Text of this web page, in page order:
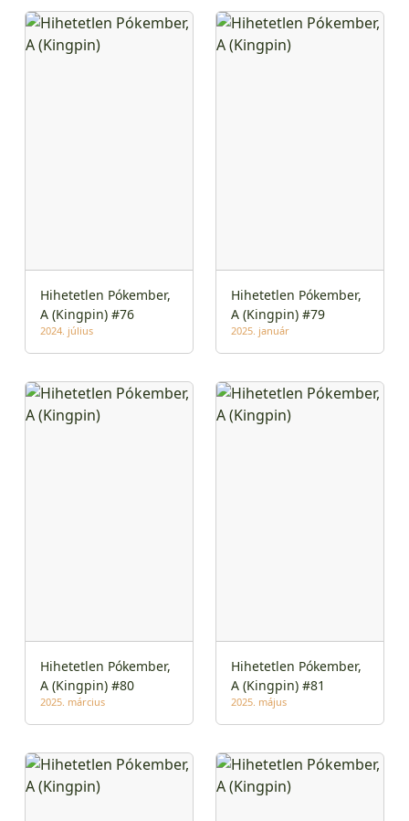
Hihetetlen Pókember,
A (Kingpin) #76
2024. július
Hihetetlen Pókember,
A (Kingpin) #79
2025. január
Hihetetlen Pókember,
A (Kingpin) #80
2025. március
Hihetetlen Pókember,
A (Kingpin) #81
2025. május